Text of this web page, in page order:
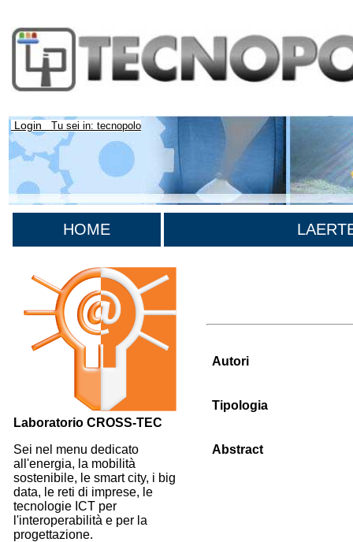
Login Tu sei in: tecnopolo
HOME
Laboratorio CROSS-TEC
Sei nel menu dedicato
all'energia, la mobilità
sostenibile, le smart city, i big
data, le reti di imprese, le
tecnologie ICT per
l'interoperabilità e per la
progettazione.
Autori
Tipologia
Abstract